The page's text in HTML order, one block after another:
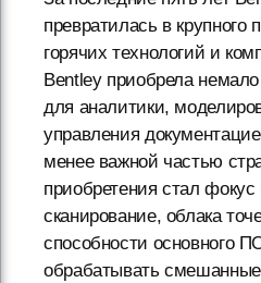
превратилась в крупного
горячих технологий и
Bentley приобрела
для аналитики,
управления
менее важной частью
приобретения стал фокус
сканирование, облака
способности основного
обрабатывать